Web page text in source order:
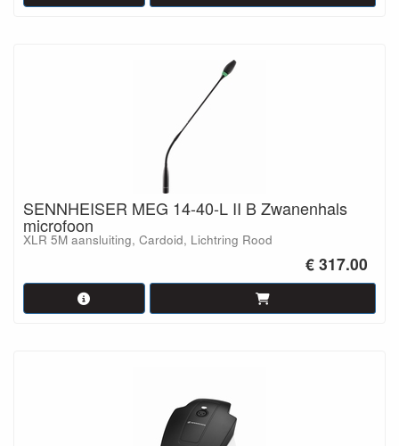
SENNHEISER MEG 14-40-L II B Zwanenhals
microfoon
XLR 5M aansluiting, Cardoid, Lichtring Rood
€ 317.00